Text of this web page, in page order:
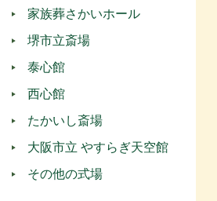
家族葬さかいホール
堺市立斎場
泰心館
西心館
たかいし斎場
大阪市立 やすらぎ天空館
その他の式場